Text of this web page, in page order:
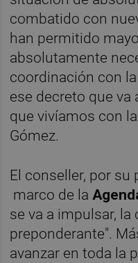
combatido con
han permitido
absolutamente
coordinación con
ese decreto que
que vivíamos con
Gómez.
El conseller, por su
marco de la
se va a impulsar, la
preponderante".
avanzar en toda la